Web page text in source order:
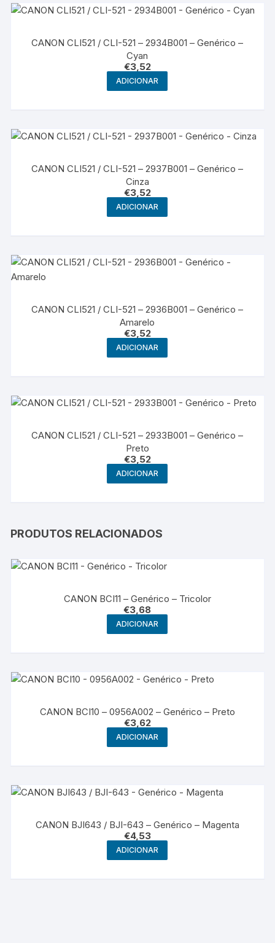
CANON CLI521 / CLI-521 – 2934B001 – Genérico –
Cyan
€3,52
ADICIONAR
CANON CLI521 / CLI-521 – 2937B001 – Genérico –
Cinza
€3,52
ADICIONAR
CANON CLI521 / CLI-521 – 2936B001 – Genérico –
Amarelo
€3,52
ADICIONAR
CANON CLI521 / CLI-521 – 2933B001 – Genérico –
Preto
€3,52
ADICIONAR
PRODUTOS RELACIONADOS
CANON BCI11 – Genérico – Tricolor
€3,68
ADICIONAR
CANON BCI10 – 0956A002 – Genérico – Preto
€3,62
ADICIONAR
CANON BJI643 / BJI-643 – Genérico – Magenta
€4,53
ADICIONAR